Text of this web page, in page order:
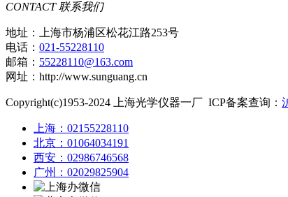
CONTACT 联系我们
地址：上海市杨浦区松花江路253号
电话： 021-55228110
邮箱： 55228110@163.com
网址：http://www.sunguang.cn
Copyright(c)1953-2024 上海光学仪器一厂 ICP备案查询：
上海：02155228110
北京：01064034191
西安：02986746568
广州：02029825904